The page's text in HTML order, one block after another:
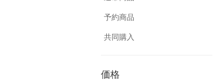
予約商品
共同購入
価格